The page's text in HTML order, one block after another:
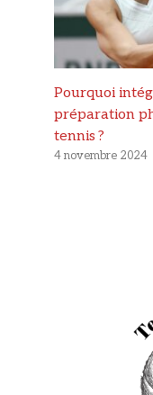
Pourquoi
préparation
tennis ?
4 novembre 2024